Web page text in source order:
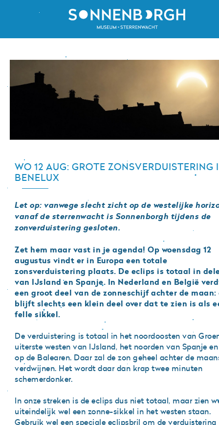
hoofdinhoud
Home
Tentoonstellingen
Bezoekersinformatie
Zaalhuur
English
Steun Sonnenborgh
Zoeken
Zonnenburg 2
3512 NL Utrecht
+31 (0)30 820 1420
info@sonnenborgh.nl
WO 12 AUG: GROTE ZONSVERDUISTERING
BENELUX
Let op: vanwege slecht zicht op de westelijke
vanaf de sterrenwacht is Sonnenborgh tijdens de
zonverduistering gesloten.
Zet hem maar vast in je agenda! Op woensdag 12
augustus vindt er in Europa een totale
zonsverduistering plaats. De eclips is totaal in
van IJsland en Spanje. In Nederland en België
een groot deel van de zonneschijf achter de maan:
blijft slechts een klein deel over dat te zien is als
felle sikkel.
De verduistering is totaal in het noordoosten van
uiterste westen van IJsland, het noorden van Spanje en
op de Balearen. Daar zal de zon geheel achter de
verdwijnen. Het wordt daar dan krap twee minuten
schemerdonker.
In onze streken is de eclips dus niet totaal, maar zien
uiteindelijk wel een zonne-sikkel in het westen staan.
Gebruik wel een speciale eclipsbril om de verduistering